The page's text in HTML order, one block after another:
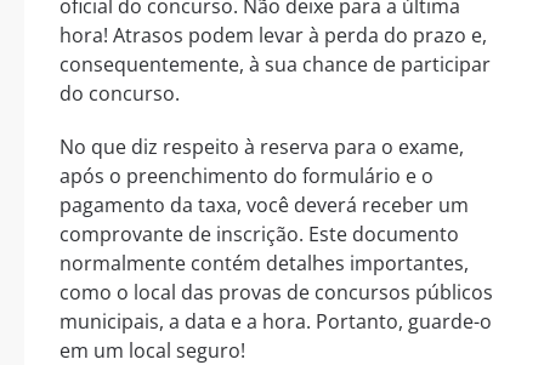
oficial do concurso. Não deixe para a última
hora! Atrasos podem levar à perda do prazo e,
consequentemente, à sua chance de participar
do concurso.
No que diz respeito à reserva para o exame,
após o preenchimento do formulário e o
pagamento da taxa, você deverá receber um
comprovante de inscrição. Este documento
normalmente contém detalhes importantes,
como o local das provas de concursos públicos
municipais, a data e a hora. Portanto, guarde-o
em um local seguro!